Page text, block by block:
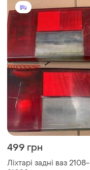
499 грн
Ліхтарі задні ваз 2108-